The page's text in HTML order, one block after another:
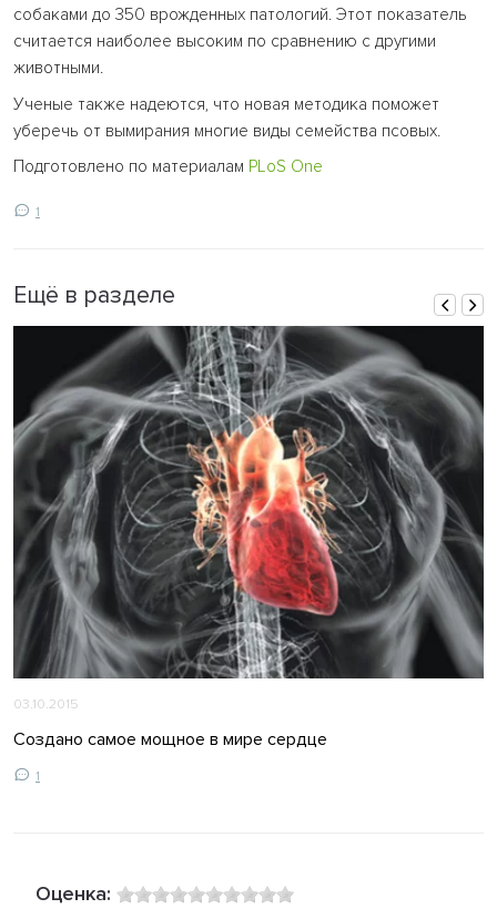
собаками до 350 врожденных патологий. Этот показатель
считается наиболее высоким по сравнению с другими
животными.
Ученые также надеются, что новая методика поможет
уберечь от вымирания многие виды семейства псовых.
Подготовлено по материалам PLoS One
1
Ещё в разделе
03.10.2015
Создано самое мощное в мире сердце
1
Оценка: